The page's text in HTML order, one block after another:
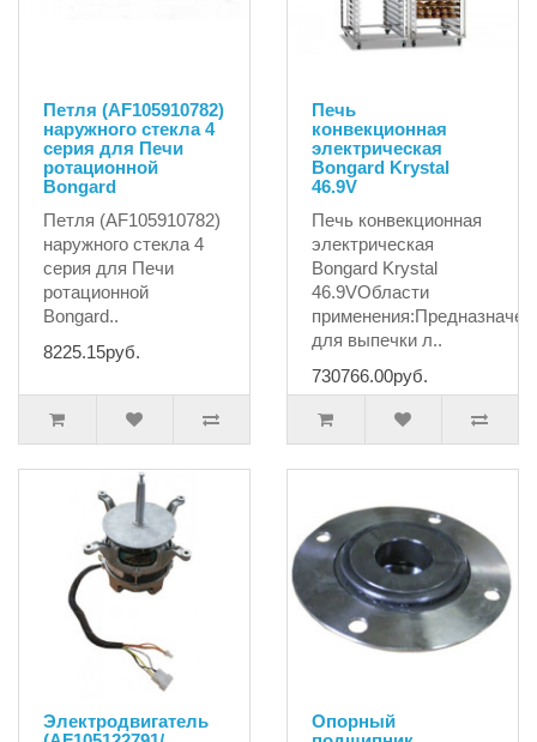
Петля (AF105910782)
наружного стекла 4
серия для Печи
ротационной
Bongard
Петля (AF105910782)
наружного стекла 4
серия для Печи
ротационной
Bongard..
8225.15руб.
Печь
конвекционная
электрическая
Bongard Krystal
46.9V
Печь конвекционная
электрическая
Bongard Krystal
46.9VОбласти
для выпечки л..
730766.00руб.
Электродвигатель
Опорный